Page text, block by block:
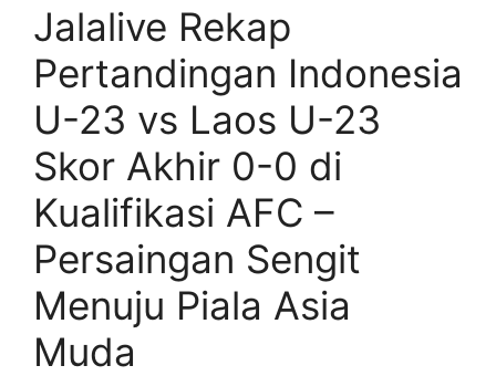
Jalalive Rekap
Pertandingan Indonesia
U-23 vs Laos U-23
Skor Akhir 0-0 di
Kualifikasi AFC –
Persaingan Sengit
Menuju Piala Asia
Muda